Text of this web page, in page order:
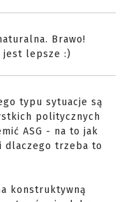
Brawo!
jest lepsze :)
typu sytuacje są
politycznych
ASG - na to jak
dlaczego trzeba to
konstruktywną